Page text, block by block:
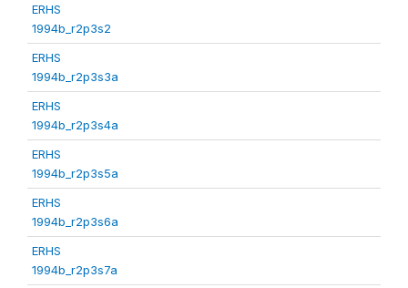
ERHS
1994b_r2p3s2
ERHS
1994b_r2p3s3a
ERHS
1994b_r2p3s4a
ERHS
1994b_r2p3s5a
ERHS
1994b_r2p3s6a
ERHS
1994b_r2p3s7a